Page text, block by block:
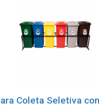
Coleta Seletiva